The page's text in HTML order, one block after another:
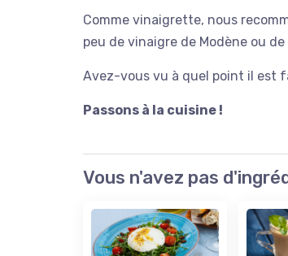
Comme vinaigrette, nous
peu de vinaigre de Modène ou
Avez-vous vu à quel point il est
Passons à la cuisine !
Vous n'avez pas